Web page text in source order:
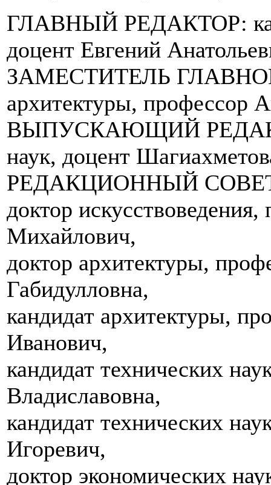
ГЛАВНЫЙ РЕДАКТОР:
доцент Евгений
ЗАМЕСТИТЕЛЬ
архитектуры, профессор
ВЫПУСКАЮЩИЙ
наук, доцент
РЕДАКЦИОННЫЙ
доктор
Михайлович,
доктор архитектуры,
Габидулловна,
кандидат архитектуры,
Иванович,
кандидат технических
Владиславовна,
кандидат технических
Игоревич,
доктор экономических